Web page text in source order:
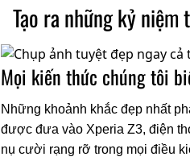
Tạo ra những kỷ
Mọi kiến thức chúng tôi
Những khoảnh khắc đẹp nhất
được đưa vào Xperia Z3, điện
nụ cười rạng rỡ trong mọi điều